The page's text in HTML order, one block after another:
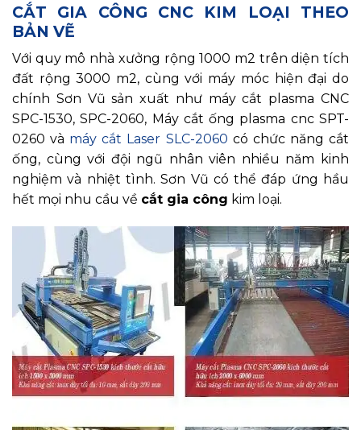
CẮT GIA CÔNG CNC KIM LOẠI THEO
BẢN VẼ
Với quy mô nhà xưởng rộng 1000 m2 trên diện tích
đất rộng 3000 m2, cùng với máy móc hiện đại do
chính Sơn Vũ sản xuất như máy cắt plasma CNC
SPC-1530, SPC-2060, Máy cắt ống plasma cnc SPT-
0260 và máy cắt Laser SLC-2060 có chức năng cắt
ống, cùng với đội ngũ nhân viên nhiều năm kinh
nghiệm và nhiệt tình. Sơn Vũ có thể đáp ứng hầu
hết mọi nhu cầu về cắt gia công kim loại.